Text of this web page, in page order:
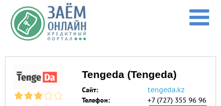
Перейти к основному содержанию
Tengeda (Tengeda)
Сайт:
tengeda.kz
Телефон:
+7 (727) 355 96 96